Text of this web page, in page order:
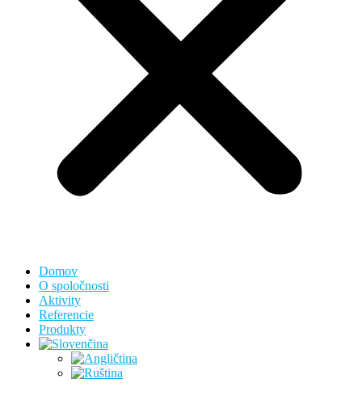
Domov
O spoločnosti
Aktivity
Referencie
Produkty